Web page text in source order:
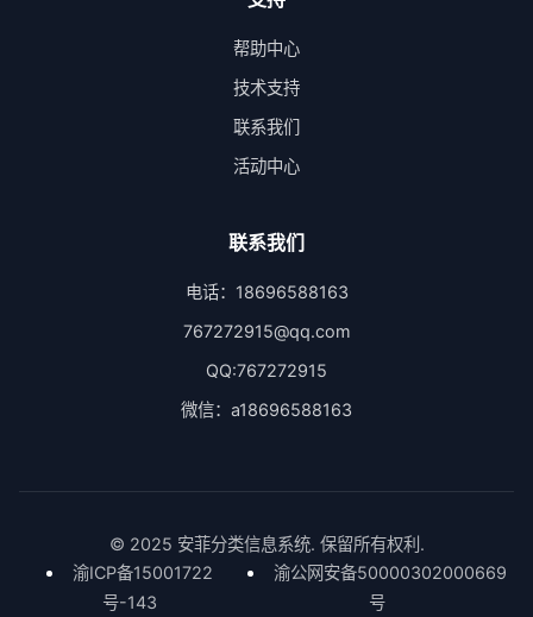
帮助中心
技术支持
联系我们
活动中心
联系我们
电话：18696588163
767272915@qq.com
QQ:767272915
微信：a18696588163
© 2025 安菲分类信息系统. 保留所有权利.
渝ICP备15001722
号-143
渝公网安备50000302000669
号